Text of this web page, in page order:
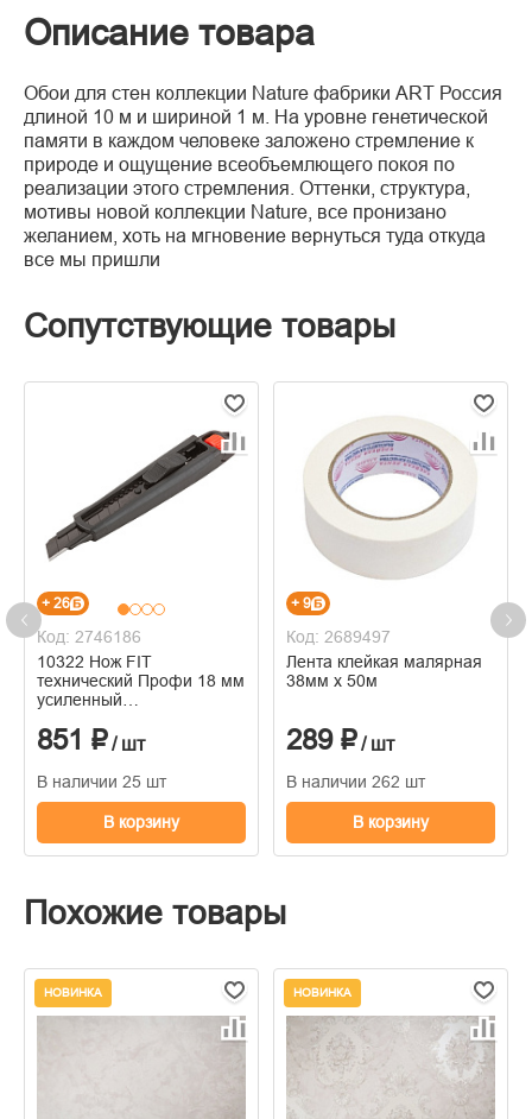
Описание товара
Обои для стен коллекции Nature фабрики ART Россия
длиной 10 м и шириной 1 м. На уровне генетической
памяти в каждом человеке заложено стремление к
природе и ощущение всеобъемлющего покоя по
реализации этого стремления. Оттенки, структура,
мотивы новой коллекции Nature, все пронизано
желанием, хоть на мгновение вернуться туда откуда
все мы пришли
Сопутствующие товары
+ 26
Код: 2746186
10322 Нож FIT
технический Профи 18 мм
усиленный
пластиковый прижим,
851 ₽/ шт
В наличии 25 шт
В корзину
+ 9
Код: 2689497
Лента клейкая малярная
38мм х 50м
289 ₽/ шт
В наличии 262 шт
В корзину
Похожие товары
НОВИНКА НОВИНКА